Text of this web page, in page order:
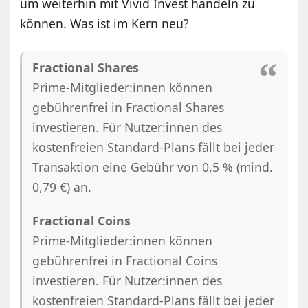
um weiterhin mit Vivid Invest handeln zu
können. Was ist im Kern neu?
Fractional Shares
Prime-Mitglieder:innen können
gebührenfrei in Fractional Shares
investieren. Für Nutzer:innen des
kostenfreien Standard-Plans fällt bei jeder
Transaktion eine Gebühr von 0,5 % (mind.
0,79 €) an.
Fractional Coins
Prime-Mitglieder:innen können
gebührenfrei in Fractional Coins
investieren. Für Nutzer:innen des
kostenfreien Standard-Plans fällt bei jeder